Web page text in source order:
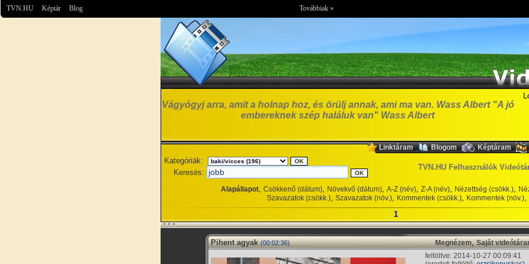
TVN.HU Képtár Blog Továbbiak »
Vágyógyj arra, amit a holnap hoz, és örülj annak, ami ma van. Wass Albert "A jó
embereknek szép haláluk van" Wass Albert
Linktáram, Blogom, Képtáram,
Kategóriák:
Keresés:
TVN.HU Felhasználók
Alapállapot, Csökkenő (dátum), Növekvő (dátum), A-Z (név), Z-A (név), Nézettség (csökk.),
Szavazatok (csökk.), Szavazatok (növ.), Kommentek (csökk.), Kommentek (növ.),
1
Pihent agyak (00:02:36) Megnézem,Saját
feltöltve: 2014-10-27 00:09:41